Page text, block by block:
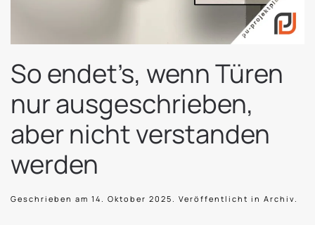
So endet’s, wenn Türen
nur ausgeschrieben,
aber nicht verstanden
werden
Geschrieben am 14. Oktober 2025 . Veröffentlicht in Archiv.